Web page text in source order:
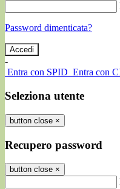
Password dimenticata?
-
Entra con SPID Entra con
Seleziona utente
button close ×
Recupero password
button close ×